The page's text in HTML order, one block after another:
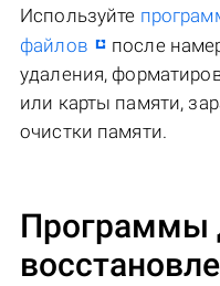
Используйте
файлов
после
удаления,
или карты памяти,
очистки памяти.
Программы